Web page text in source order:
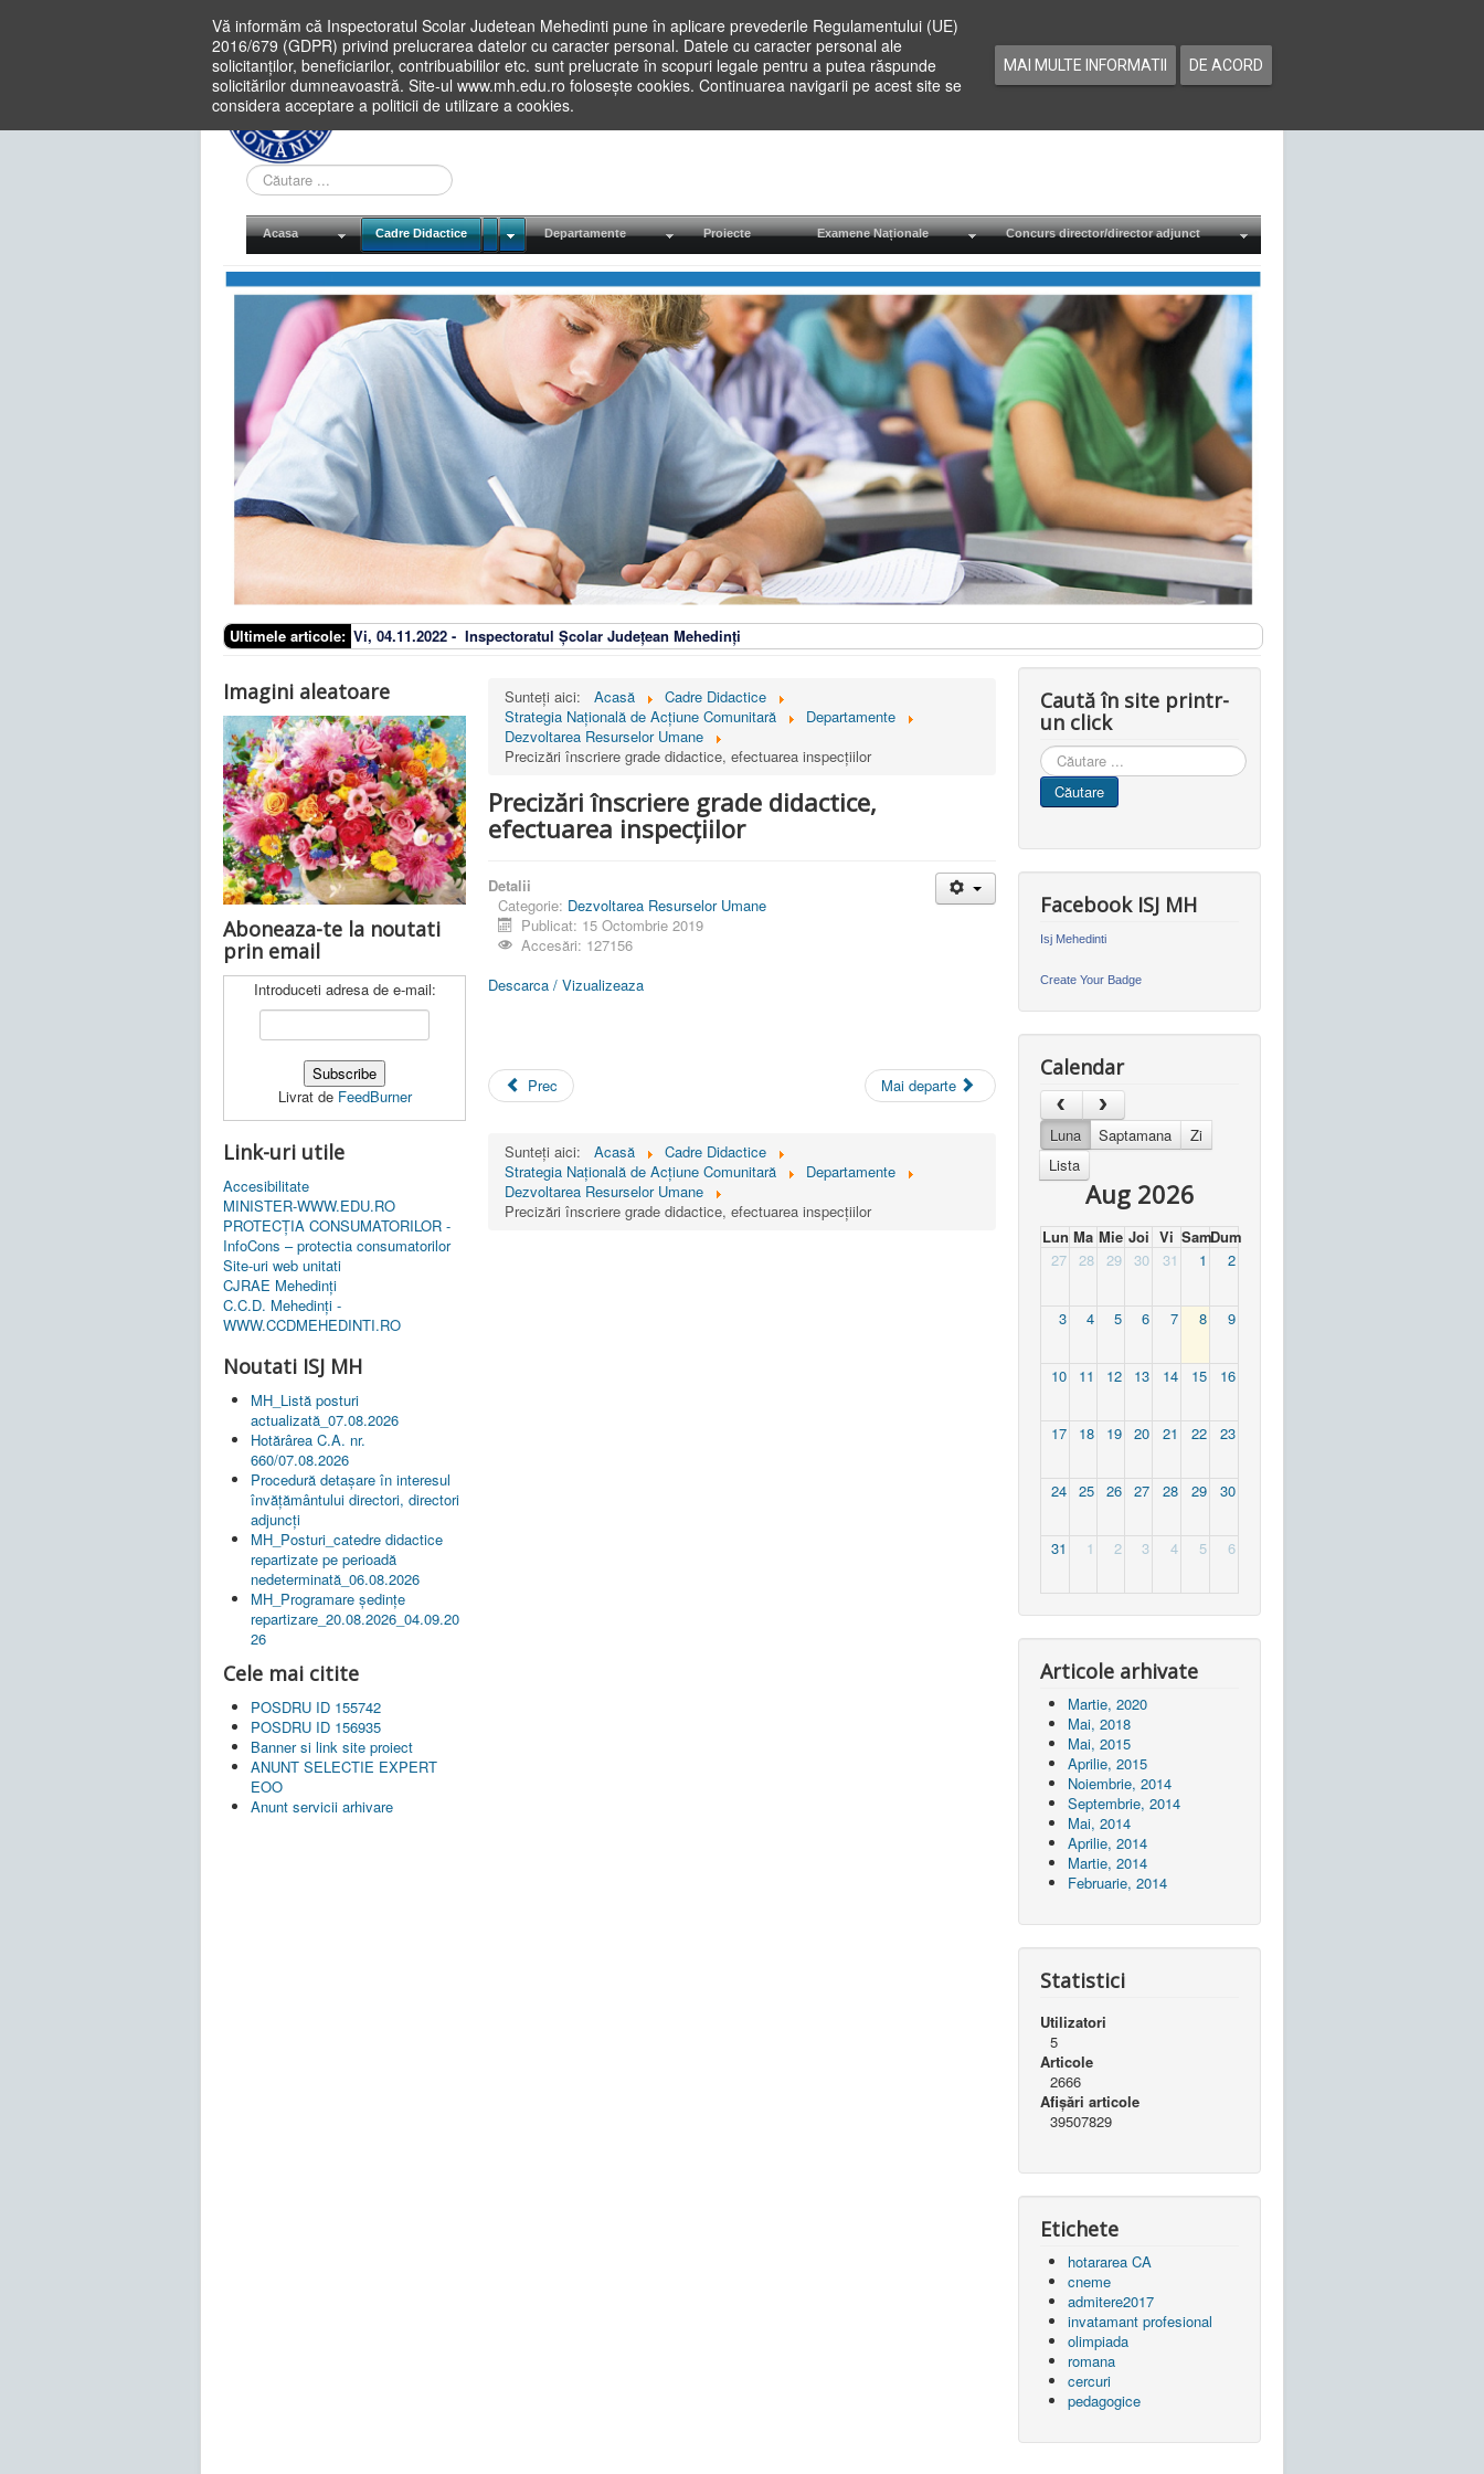
Vă informăm că Inspectoratul Scolar Judetean Mehedinti pune în aplicare prevederile Regulamentului (UE)
2016/679 (GDPR) privind prelucrarea datelor cu caracter personal. Datele cu caracter personal ale
solicitanților, beneficiarilor, contribuabililor etc. sunt prelucrate în scopuri legale pentru a putea răspunde
solicitărilor dumneavoastră. Site-ul www.mh.edu.ro folosește cookies. Continuarea navigarii pe acest site se
considera acceptare a politicii de utilizare a cookies.
MAI MULTE INFORMATII DE ACORD
Cauta
in
site
Acasa Cadre Didactice Departamente Proiecte Examene Naționale Concurs director/director adjunct
Ultimele articole: Vi, 04.11.2022 - Inspectoratul Școlar Județean Mehedinți
Imagini aleatoare
Aboneaza-te la noutati
prin email
Introduceti adresa de e-mail:
Livrat de FeedBurner
Link-uri utile
Accesibilitate
MINISTER-WWW.EDU.RO
PROTECȚIA CONSUMATORILOR -
InfoCons – protectia consumatorilor
Site-uri web unitati
CJRAE Mehedinți
C.C.D. Mehedinţi -
WWW.CCDMEHEDINTI.RO
Noutati ISJ MH
MH_Listă posturi
actualizată_07.08.2026
Hotărârea C.A. nr.
660/07.08.2026
Procedură detașare în interesul
învățământului directori, directori
adjuncți
MH_Posturi_catedre didactice
repartizate pe perioadă
nedeterminată_06.08.2026
MH_Programare ședințe
repartizare_20.08.2026_04.09.20
26
Cele mai citite
POSDRU ID 155742
POSDRU ID 156935
Banner si link site proiect
ANUNT SELECTIE EXPERT
EOO
Anunt servicii arhivare
Sunteți aici: Acasă
Cadre Didactice
Strategia Naţională de Acţiune Comunitară
Departamente
Dezvoltarea Resurselor Umane
Precizări înscriere grade didactice, efectuarea inspecțiilor
Precizări înscriere grade didactice,
efectuarea inspecțiilor
Detalii
Categorie: Dezvoltarea Resurselor Umane
Publicat: 15 Octombrie 2019
Accesări: 127156
Descarca / Vizualizeaza
Prec Mai departe
Sunteți aici: Acasă
Cadre Didactice
Strategia Naţională de Acţiune Comunitară
Departamente
Dezvoltarea Resurselor Umane
Precizări înscriere grade didactice, efectuarea inspecțiilor
Caută în site printr-
un click
Cauta
in
site
Căutare
Facebook ISJ MH
Isj Mehedinti
Create Your Badge
Calendar
Luna Saptamana
Zi
Lista
Aug 2026
Lun Ma Mie Joi Vi SamDum
27
28 29 30 31 1 2
3 4 5 6 7 8 9
10 11 12 13 14 15 16
17 18 19 20 21 22 23
24 25 26 27 28 29 30
31 1 2 3 4 5 6
Articole arhivate
Martie, 2020
Mai, 2018
Mai, 2015
Aprilie, 2015
Noiembrie, 2014
Septembrie, 2014
Mai, 2014
Aprilie, 2014
Martie, 2014
Februarie, 2014
Statistici
Utilizatori
5
Articole
2666
Afișări articole
39507829
Etichete
hotararea CA
cneme
admitere2017
invatamant profesional
olimpiada
romana
cercuri
pedagogice